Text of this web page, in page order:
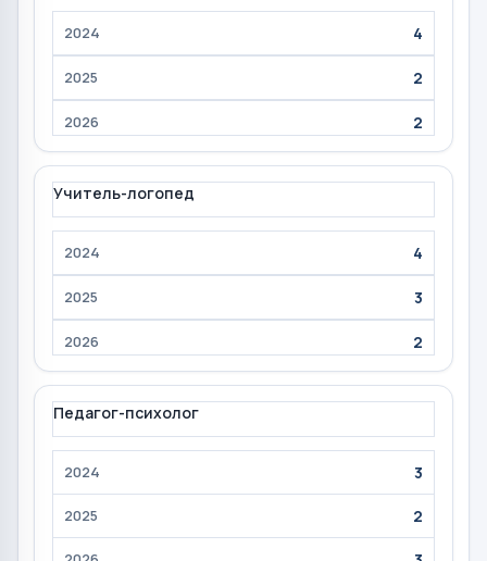
4
2
2
Учитель-логопед
4
3
2
Педагог-психолог
3
2